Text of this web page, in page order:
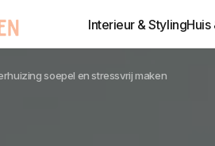
Interieur & StylingHuis
soepel en stressvrij maken